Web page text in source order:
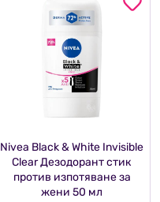
Nivea Black & White Invisible
Clear Дезодорант стик
против изпотяване за
жени 50 мл